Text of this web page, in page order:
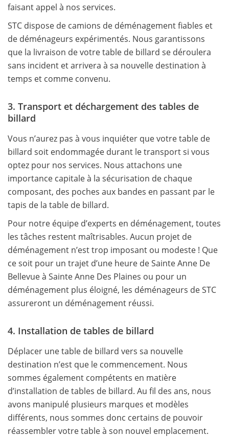
faisant appel à nos services.
STC dispose de camions de déménagement fiables et
de déménageurs expérimentés. Nous garantissons
que la livraison de votre table de billard se déroulera
sans incident et arrivera à sa nouvelle destination à
temps et comme convenu.
3. Transport et déchargement des tables de
billard
Vous n’aurez pas à vous inquiéter que votre table de
billard soit endommagée durant le transport si vous
optez pour nos services. Nous attachons une
importance capitale à la sécurisation de chaque
composant, des poches aux bandes en passant par le
tapis de la table de billard.
Pour notre équipe d’experts en déménagement, toutes
les tâches restent maîtrisables. Aucun projet de
déménagement n’est trop imposant ou modeste ! Que
ce soit pour un trajet d’une heure de Sainte Anne De
Bellevue à Sainte Anne Des Plaines ou pour un
déménagement plus éloigné, les déménageurs de STC
assureront un déménagement réussi.
4. Installation de tables de billard
Déplacer une table de billard vers sa nouvelle
destination n’est que le commencement. Nous
sommes également compétents en matière
d’installation de tables de billard. Au fil des ans, nous
avons manipulé plusieurs marques et modèles
différents, nous sommes donc certains de pouvoir
réassembler votre table à son nouvel emplacement.